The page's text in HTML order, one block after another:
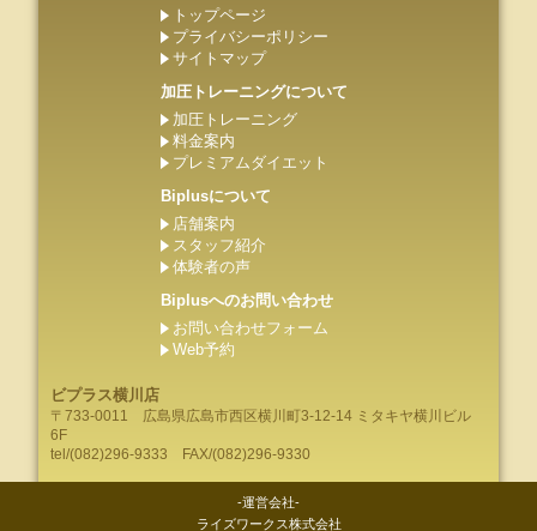
トップページ
プライバシーポリシー
サイトマップ
加圧トレーニングについて
加圧トレーニング
料金案内
プレミアムダイエット
Biplusについて
店舗案内
スタッフ紹介
体験者の声
Biplusへのお問い合わせ
お問い合わせフォーム
Web予約
ビプラス横川店
〒733-0011 広島県広島市西区横川町3-12-14 ミタキヤ横川ビル
6F
tel/(082)296-9333 FAX/(082)296-9330
-運営会社-
ライズワークス株式会社